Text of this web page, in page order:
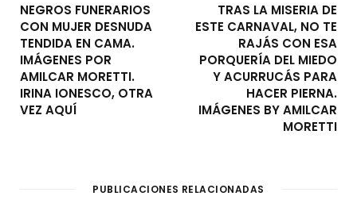
NEGROS FUNERARIOS
CON MUJER DESNUDA
TENDIDA EN CAMA.
IMÁGENES POR
AMILCAR MORETTI.
IRINA IONESCO, OTRA
VEZ AQUÍ
TRAS LA MISERIA DE
ESTE CARNAVAL, NO TE
RAJÁS CON ESA
PORQUERÍA DEL MIEDO
Y ACURRUCÁS PARA
HACER PIERNA.
IMÁGENES BY AMILCAR
MORETTI
PUBLICACIONES RELACIONADAS